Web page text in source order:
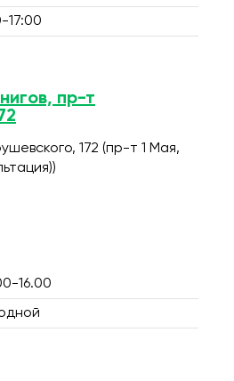
17:00
пр-т
172 (пр-т 1 Мая,
16.00